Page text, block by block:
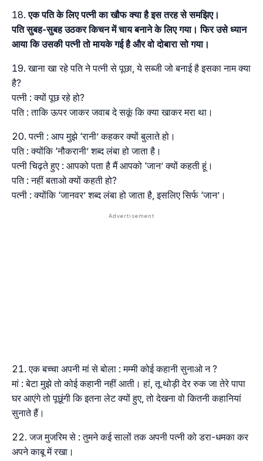
एक पति के लिए पत्नी का खौफ क्या है इस तरह से समझिए।
पति सुबह-सुबह उठकर किचन में चाय बनाने के लिए गया। फिर उसे ध्यान
आया कि उसकी पत्नी तो मायके गई है और वो दोबारा सो गया।
खाना खा रहे पति ने पत्नी से पूछा, ये सब्जी जो बनाई है इसका नाम क्या
है?
पत्नी : क्यों पूछ रहे हो?
पति : ताकि ऊपर जाकर जवाब दे सकूं कि क्या खाकर मरा था।
पत्नी : आप मुझे ‘रानी’ कहकर क्यों बुलाते हो।
पति : क्योंकि ‘नौकरानी’ शब्द लंबा हो जाता है।
पत्नी चिढ़ते हुए : आपको पता है मैं आपको ‘जान’ क्यों कहती हूं।
पति : नहीं बताओ क्यों कहती हो?
पत्नी : क्योंकि ‘जानवर’ शब्द लंबा हो जाता है, इसलिए सिर्फ ‘जान’।
एक बच्चा अपनी मां से बोला : मम्मी कोई कहानी सुनाओ न ?
मां : बेटा मुझे तो कोई कहानी नहीं आती। हां, तू थोड़ी देर रुक जा तेरे पापा
घर आएंगे तो पूछूंगी कि इतना लेट क्यों हुए, तो देखना वो कितनी कहानियां
सुनाते हैं।
जज मुजरिम से : तुमने कई सालों तक अपनी पत्नी को डरा-धमका कर
अपने काबू में रखा।